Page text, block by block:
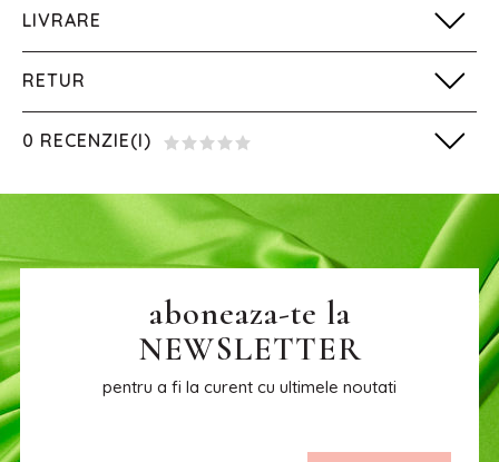
LIVRARE
RETUR
0 RECENZIE(I)
aboneaza-te la
NEWSLETTER
pentru a fi la curent cu ultimele noutati